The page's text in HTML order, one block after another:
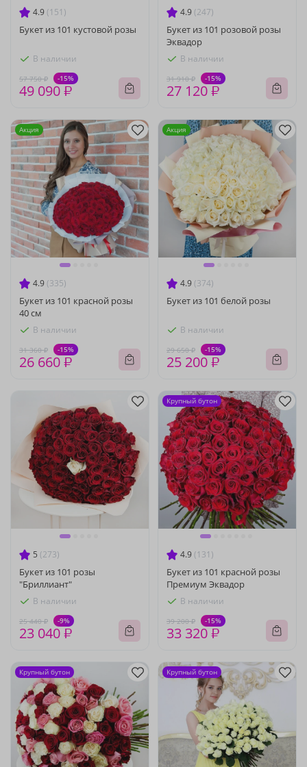
4.9 (151)
Букет из 101 кустовой розы
В наличии
57 750 ₽ -15%
49 090 ₽
4.9 (247)
Букет из 101 розовой розы
Эквадор
В наличии
31 910 ₽ -15%
27 120 ₽
4.9 (335)
Букет из 101 красной розы
40 см
В наличии
31 360 ₽ -15%
26 660 ₽
Акция
4.9 (374)
Букет из 101 белой розы
В наличии
29 650 ₽ -15%
25 200 ₽
Акция
5 (273)
Букет из 101 розы
"Бриллиант"
В наличии
25 440 ₽ -9%
23 040 ₽
4.9 (131)
Букет из 101 красной розы
Премиум Эквадор
В наличии
39 200 ₽ -15%
33 320 ₽
Крупный бутон
Крупный бутон Крупный бутон